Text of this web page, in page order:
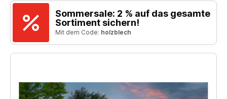
Sommersale: 2 % auf das gesamte
Sortiment sichern!
Mit dem Code: holzblech